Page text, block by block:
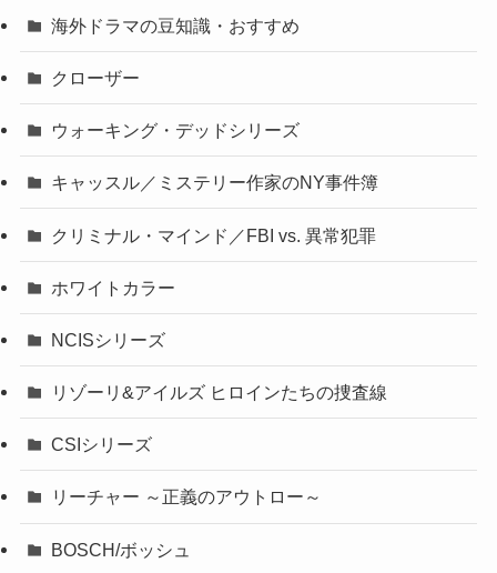
海外ドラマの豆知識・おすすめ
クローザー
ウォーキング・デッドシリーズ
キャッスル／ミステリー作家のNY事件簿
クリミナル・マインド／FBI vs. 異常犯罪
ホワイトカラー
NCISシリーズ
リゾーリ&アイルズ ヒロインたちの捜査線
CSIシリーズ
リーチャー ～正義のアウトロー～
BOSCH/ボッシュ